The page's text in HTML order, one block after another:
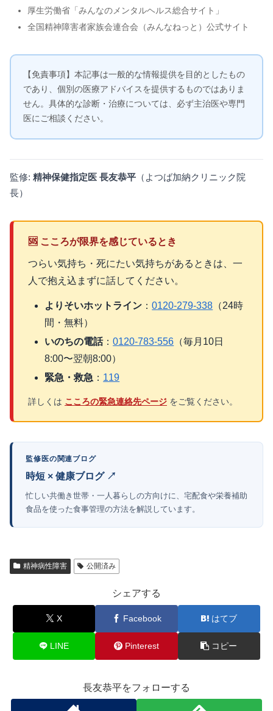
厚生労働省「みんなのメンタルヘルス総合サイト」
全国精神障害者家族会連合会（みんなねっと）公式サイト
【免責事項】本記事は一般的な情報提供を目的としたもの
であり、個別の医療アドバイスを提供するものではありま
せん。具体的な診断・治療については、必ず主治医や専門
医にご相談ください。
監修: 精神保健指定医 長友恭平 （よつば加納クリニック院
長）
🆘 こころが限界を感じているとき
つらい気持ち・死にたい気持ちがあるときは、一
人で抱え込まずに話してください。
よりそいホットライン ：0120-279-338 （24時
間・無料）
いのちの電話：0120-783-556 （毎月10日
8:00〜翌朝8:00）
緊急・救急 ： 119
詳しくは こころの緊急連絡先ページ をご覧ください。
監修医の関連ブログ
時短 × 健康ブログ ↗
忙しい共働き世帯・一人暮らしの方向けに、宅配食や栄養補助
食品を使った食事管理の方法を解説しています。
精神病性障害 公開済み
シェアする
X Facebook はてブ
LINE Pinterest コピー
長友恭平をフォローする